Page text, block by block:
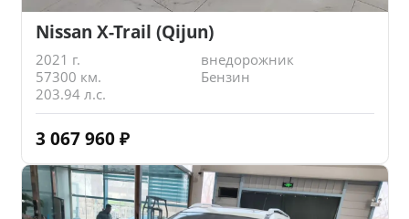
Nissan X-Trail (Qijun)
2021 г.
внедорожник
57300 км.
Бензин
203.94 л.с.
3 067 960 ₽